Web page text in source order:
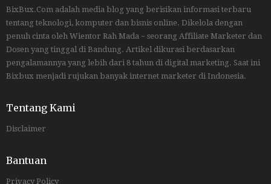
BixBux.Com adalah media blog yang berisikan informasi terbaru
tentang teknologi, komputer dan bisnis online. Dikelola dengan
penuh cinta oleh Wientor Rah Mada ~ seorang Affiliate Marketer dan
Dosen yang tinggal di Bandung. Artikel dikurasi berdasarkan
pengalamannya yang lebih dari 8 tahun di digital marketing. Saat ini
Bixbux menjadi rujukan banyak internet marketer di Indonesia.
Tentang Kami
Disclaimer
Bantuan
Privacy Policy